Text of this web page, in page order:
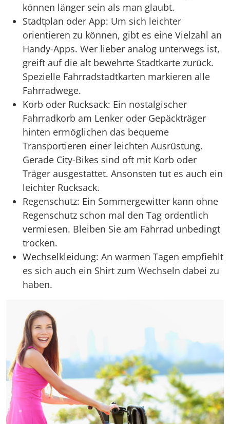
können länger sein als man glaubt.
Stadtplan oder App: Um sich leichter
orientieren zu können, gibt es eine Vielzahl an
Handy-Apps. Wer lieber analog unterwegs ist,
greift auf die alt bewehrte Stadtkarte zurück.
Spezielle Fahrradstadtkarten markieren alle
Fahrradwege.
Korb oder Rucksack: Ein nostalgischer
Fahrradkorb am Lenker oder Gepäckträger
hinten ermöglichen das bequeme
Transportieren einer leichten Ausrüstung.
Gerade City-Bikes sind oft mit Korb oder
Träger ausgestattet. Ansonsten tut es auch ein
leichter Rucksack.
Regenschutz: Ein Sommergewitter kann ohne
Regenschutz schon mal den Tag ordentlich
vermiesen. Bleiben Sie am Fahrrad unbedingt
trocken.
Wechselkleidung: An warmen Tagen empfiehlt
es sich auch ein Shirt zum Wechseln dabei zu
haben.